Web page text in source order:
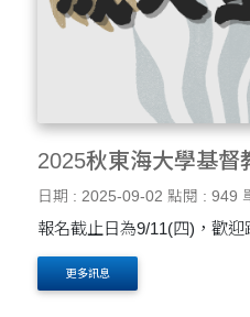
2025秋東海大學基督
日期 : 2025-09-02 點閱 : 949
報名截止日為9/11(四)，歡迎
更多訊息